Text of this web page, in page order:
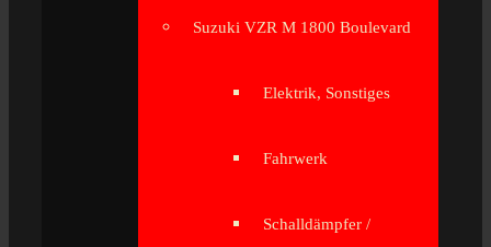
Suzuki VZR M 1800 Boulevard
Elektrik, Sonstiges
Fahrwerk
Schalldämpfer /